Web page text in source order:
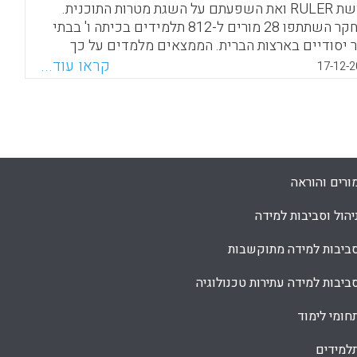
בגישת RULER ואת השפעתם על השגת מטרות התוכנית.
במחקר השתתפו 28 מורים ל-812 תלמידים בכיתה ו' בבתי
יסודיים בארצות הברית. הממצאים מלמדים על כך
ההעברה של המורה הוא חיוני יותר להשגת מטרות
מאשר מספר ימי ההכשרה שבהם השתתף או
17-12- קראו עוד...
והוראה
וסביבות למידה
למידה מתוקשבות
למידה עתירות טכנולוגיה
לימוד